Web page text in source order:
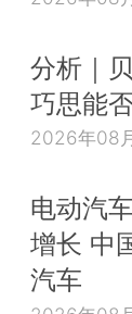
分析｜
巧思能
2026年08
电动汽
增长 中
汽车